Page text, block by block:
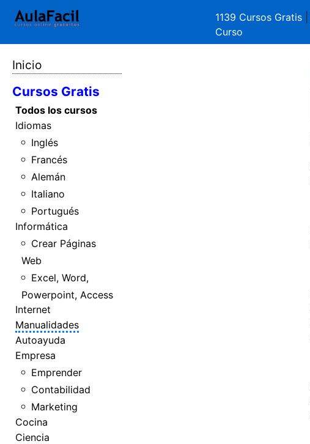
1139 Cursos Gratis
Curso
Inicio
Cursos Gratis
Todos los cursos
Idiomas
Inglés
Francés
Alemán
Italiano
Portugués
Informática
Crear Páginas
Web
Excel, Word,
Powerpoint, Access
Internet
Manualidades
Autoayuda
Empresa
Emprender
Contabilidad
Marketing
Cocina
Ciencia